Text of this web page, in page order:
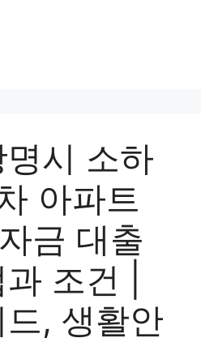
시 소하
아파트
금 대출
조건 |
, 생활안